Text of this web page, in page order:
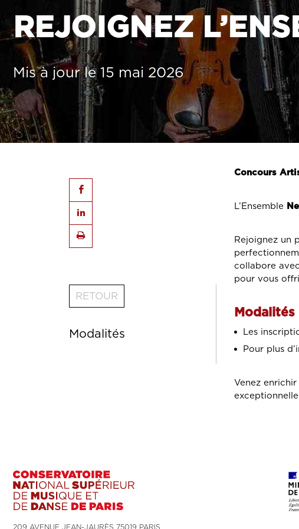
REJOIGNEZ
Mis à jour le 15 mai 2026
RETOUR
Modalités
Concours
L’Ensemble
Rejoignez un
collabore avec
pour vous
Modalités
Les
Pour plus
Venez
exceptionnelle
209 AVENUE JEAN-JAURÈS 75019 PARIS